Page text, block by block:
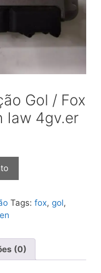
Gol / Fox
Iaw 4gv.er
Tags: fox, gol,
(0)